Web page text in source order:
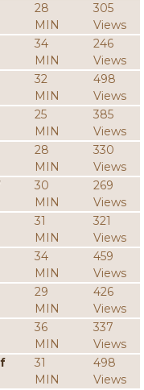
28
MIN
305
Views
34
MIN
246
Views
32
MIN
498
Views
25
MIN
385
Views
28
MIN
330
Views
30
MIN
269
Views
31
MIN
321
Views
34
MIN
459
Views
29
MIN
426
Views
36
MIN
337
Views
31
MIN
498
Views